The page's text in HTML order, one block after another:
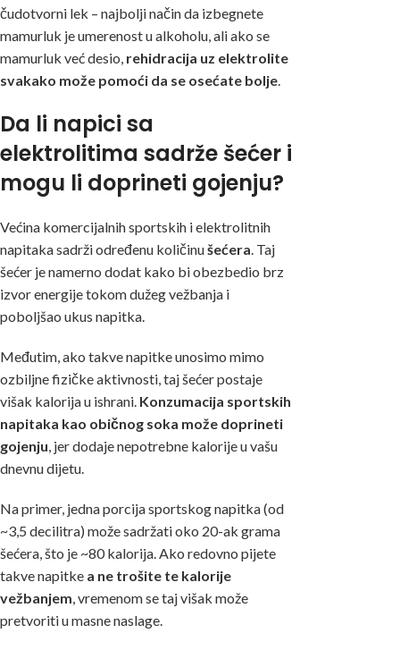
čudotvorni lek – najbolji način da izbegnete
mamurluk je umerenost u alkoholu, ali ako se
mamurluk već desio, rehidracija uz elektrolite
svakako može pomoći da se osećate bolje
Da li napici sa
elektrolitima sadrže šećer i
mogu li doprineti gojenju?
Većina komercijalnih sportskih i elektrolitnih
napitaka sadrži određenu količinušećera . Taj
šećer je namerno dodat kako bi obezbedio brz
izvor energije tokom dužeg vežbanja i
poboljšao ukus napitka.
Međutim, ako takve napitke unosimo mimo
ozbiljne fizičke aktivnosti, taj šećer postaje
višak kalorija u ishrani. Konzumacija sportskih
napitaka kao običnog soka može doprineti
gojenju , jer dodaje nepotrebne kalorije u vašu
dnevnu dijetu.
Na primer, jedna porcija sportskog napitka (od
~3,5 decilitra) može sadržati oko 20-ak grama
šećera, što je ~80 kalorija. Ako redovno pijete
takve napitke a ne trošite te kalorije
vežbanjem , vremenom se taj višak može
pretvoriti u masne naslage.